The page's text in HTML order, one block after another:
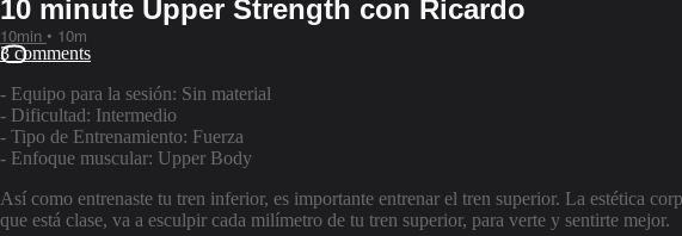
10 minute Upper Strength con Ricardo
10min • 10m
3 comments
- Equipo para la sesión: Sin material
- Dificultad: Intermedio
- Tipo de Entrenamiento: Fuerza
- Enfoque muscular: Upper Body
Así como entrenaste tu tren inferior, es importante entrenar el tren superior. La estética
que está clase, va a esculpir cada milímetro de tu tren superior, para verte y sentirte mejor.